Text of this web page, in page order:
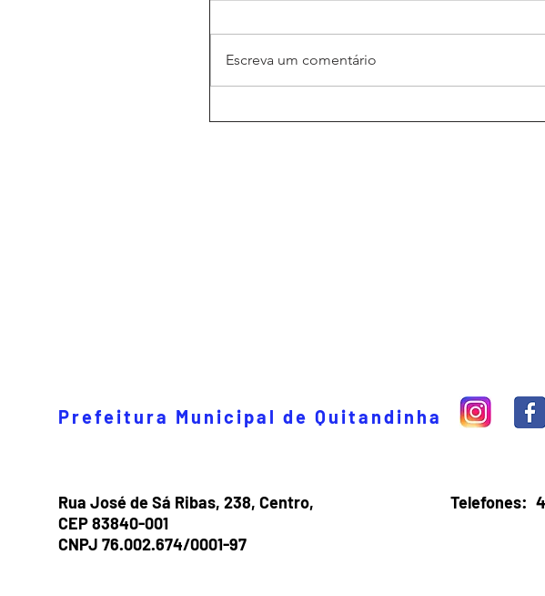
Escreva um comentário
Prefeitura Municipal de Quitandinha
Rua José de Sá Ribas, 238, Centro,
CEP 83840-001
CNPJ 76.002.674/0001-97
Telefones: